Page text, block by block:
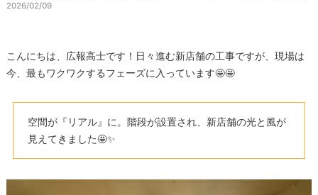
2026/02/09
こんにちは、広報高士です！日々進む新店舗の工事ですが、現場は
今、最もワクワクするフェーズに入っています🤩🤩
空間が『リアル』に。階段が設置され、新店舗の光と風が
見えてきました🤩✨